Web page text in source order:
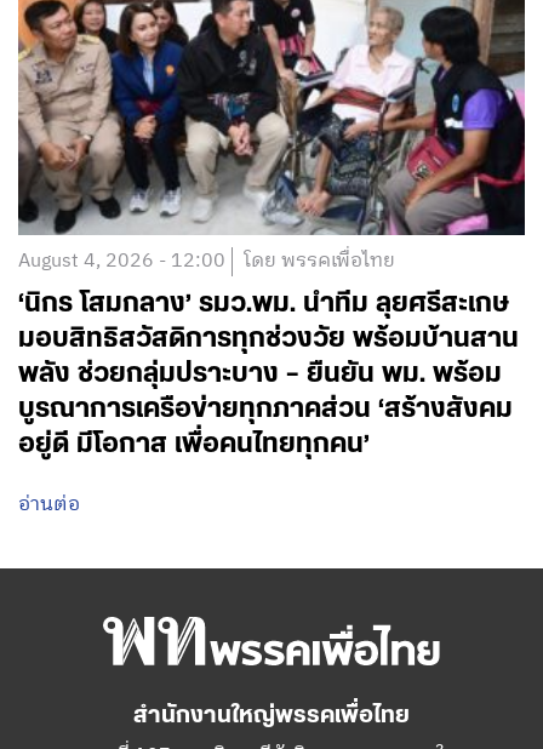
August 4, 2026 - 12:00 โดย พรรคเพื่อไทย
‘นิกร โสมกลาง’ รมว.พม. นำทีม ลุยศรีสะเกษ
มอบสิทธิสวัสดิการทุกช่วงวัย พร้อมบ้านสาน
พลัง ช่วยกลุ่มปราะบาง – ยืนยัน พม. พร้อม
บูรณาการเครือข่ายทุกภาคส่วน ‘สร้างสังคม
อยู่ดี มีโอกาส เพื่อคนไทยทุกคน’
อ่านต่อ
สำนักงานใหญ่พรรคเพื่อไทย